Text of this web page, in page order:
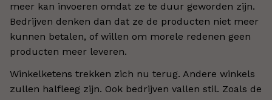
meer kan invoeren omdat ze te duur geworden zijn.
Bedrijven denken dan dat ze de producten niet meer
kunnen betalen, of willen om morele redenen geen
producten meer leveren.
Winkelketens trekken zich nu terug. Andere winkels
zullen halfleeg zijn. Ook bedrijven vallen stil. Zoals de